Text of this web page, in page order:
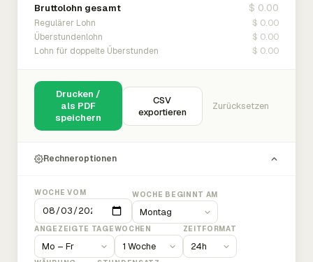
Bruttolohn gesamt $ 0.00
Regulärer Lohn $ 0.00
Überstundenlohn $ 0.00
Lohn für doppelte Überstunden $ 0.00
Drucken /
als PDF
speichern
CSV
exportieren
Zurücksetzen
Rechneroptionen
WOCHE VOM WOCHE BEGINNT AM
ANGEZEIGTE TAGEWOCHEN ZEITFORMAT